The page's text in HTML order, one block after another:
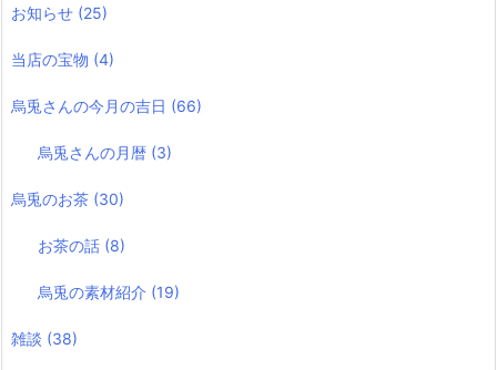
お知らせ (25)
当店の宝物 (4)
烏兎さんの今月の吉日 (66)
烏兎さんの月暦 (3)
烏兎のお茶 (30)
お茶の話 (8)
烏兎の素材紹介 (19)
雑談 (38)